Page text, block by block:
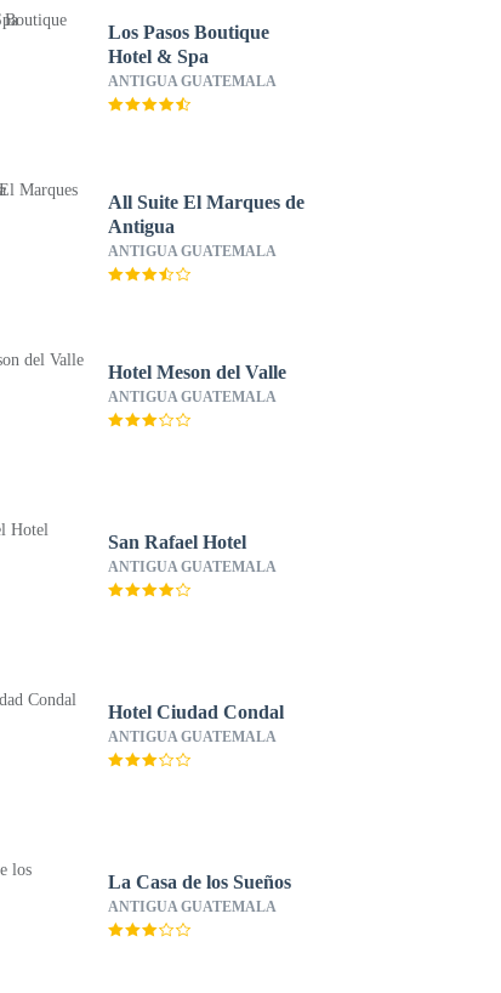
Los Pasos Boutique
Hotel & Spa
ANTIGUA GUATEMALA
All Suite El Marques de
Antigua
ANTIGUA GUATEMALA
Hotel Meson del Valle
ANTIGUA GUATEMALA
San Rafael Hotel
ANTIGUA GUATEMALA
Hotel Ciudad Condal
ANTIGUA GUATEMALA
La Casa de los Sueños
ANTIGUA GUATEMALA